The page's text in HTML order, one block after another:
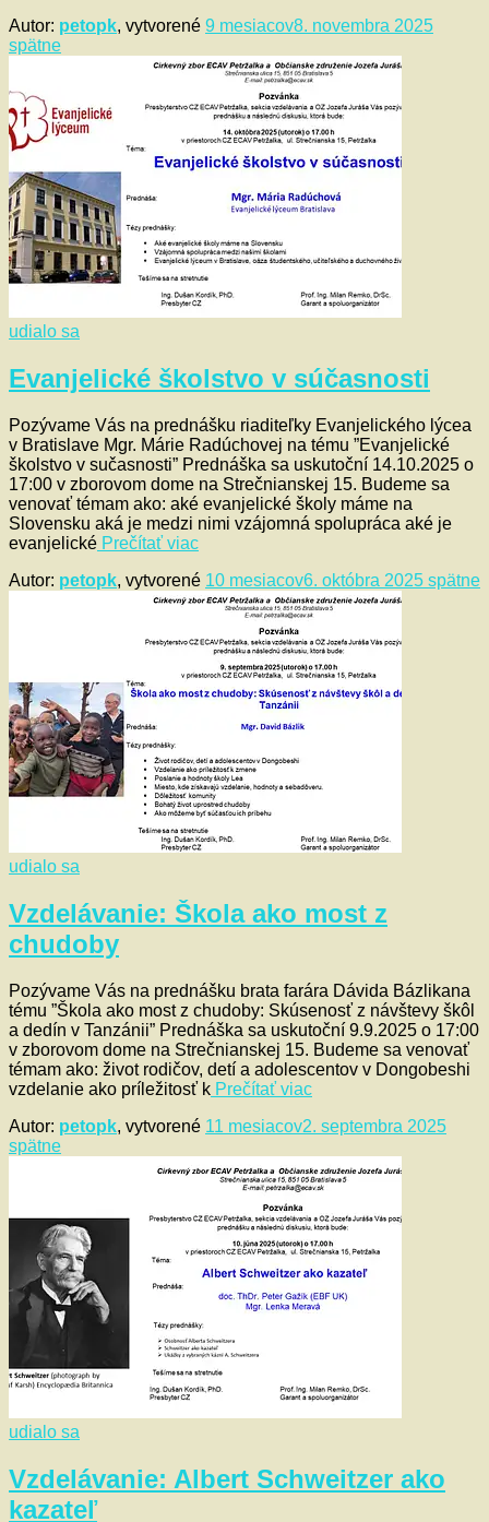
Autor: petopk, vytvorené 9 mesiacov8. novembra 2025
spätne
udialo sa
Evanjelické školstvo v súčasnosti
Pozývame Vás na prednášku riaditeľky Evanjelického lýcea
v Bratislave Mgr. Márie Radúchovej na tému ”Evanjelické
školstvo v sučasnosti” Prednáška sa uskutoční 14.10.2025 o
17:00 v zborovom dome na Strečnianskej 15. Budeme sa
venovať témam ako: aké evanjelické školy máme na
Slovensku aká je medzi nimi vzájomná spolupráca aké je
evanjelické Prečítať viac
Autor: petopk, vytvorené 10 mesiacov6. októbra 2025 spätne
udialo sa
Vzdelávanie: Škola ako most z
chudoby
Pozývame Vás na prednášku brata farára Dávida Bázlikana
tému ”Škola ako most z chudoby: Skúsenosť z návštevy škôl
a dedín v Tanzánii” Prednáška sa uskutoční 9.9.2025 o 17:00
v zborovom dome na Strečnianskej 15. Budeme sa venovať
témam ako: život rodičov, detí a adolescentov v Dongobeshi
vzdelanie ako príležitosť k Prečítať viac
Autor: petopk, vytvorené 11 mesiacov2. septembra 2025
spätne
udialo sa
Vzdelávanie: Albert Schweitzer ako
kazateľ